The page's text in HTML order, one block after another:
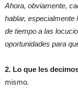
Ahora, obviamente,
hablar,
de tiempo a las
oportunidades para
2. Lo que les
mismo.